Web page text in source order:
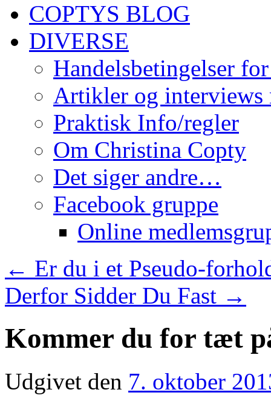
COPTYS BLOG
DIVERSE
Handelsbetingelser
Artikler og interviews
Praktisk Info/regler
Om Christina Copty
Det siger andre…
Facebook gruppe
Online
← Er du i et Pseudo-
Derfor Sidder Du Fast →
Kommer du for tæt
Udgivet den 7. oktober